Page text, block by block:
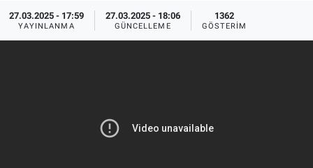
27.03.2025 - 17:59
YAYINLANMA
27.03.2025 - 18:06
GÜNCELLEME
1362
GÖSTERIM
Forum
Gün Bitiyor